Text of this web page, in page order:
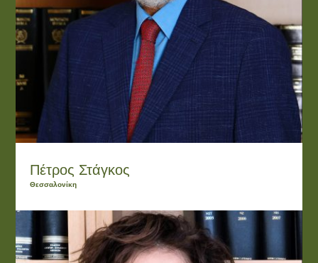
Πέτρος Στάγκος
Θεσσαλονίκη